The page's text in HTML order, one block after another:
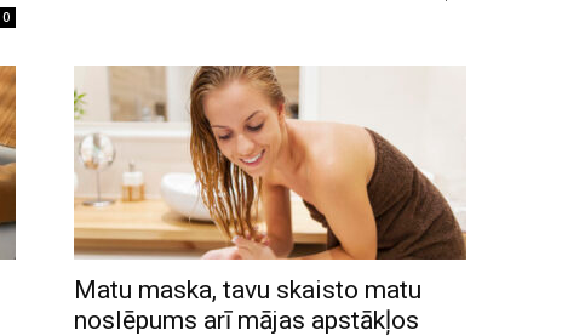
0
Matu maska, tavu skaisto matu
noslēpums arī mājas apstākļos